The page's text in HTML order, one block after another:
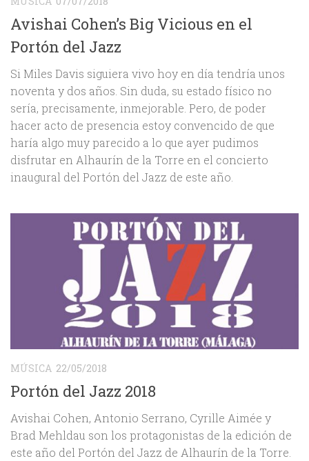
Avishai Cohen’s Big Vicious en el
Portón del Jazz
Si Miles Davis siguiera vivo hoy en día tendría unos
noventa y dos años. Sin duda, su estado físico no
sería, precisamente, inmejorable. Pero, de poder
hacer acto de presencia estoy convencido de que
haría algo muy parecido a lo que ayer pudimos
disfrutar en Alhaurín de la Torre en el concierto
inaugural del Portón del Jazz de este año.
MÚSICA 22/05/2018
Portón del Jazz 2018
Avishai Cohen, Antonio Serrano, Cyrille Aimée y
Brad Mehldau son los protagonistas de la edición de
este año del Portón del Jazz de Alhaurín de la Torre.